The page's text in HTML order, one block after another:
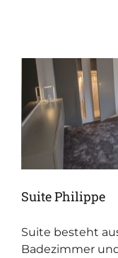
Suite Philippe
Suite besteht
Badezimmer